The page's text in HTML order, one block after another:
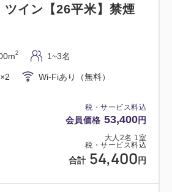
税・サービス料込
会員価格 53,400円
大人 2名 1 室
税・サービス料込
合計 54,400 円
ツイン【26平米】禁煙
2 1~3名
Wi-Fiあり（無料）